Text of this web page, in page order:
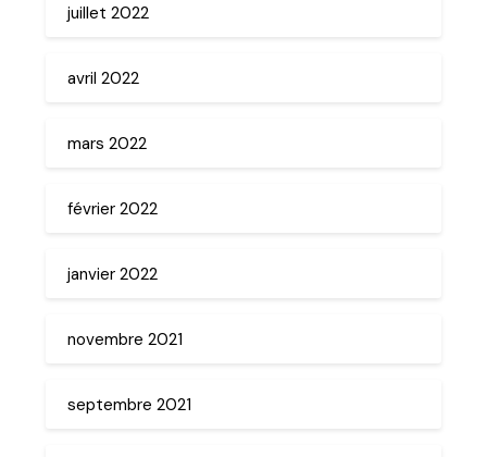
juillet 2022
avril 2022
mars 2022
février 2022
janvier 2022
novembre 2021
septembre 2021